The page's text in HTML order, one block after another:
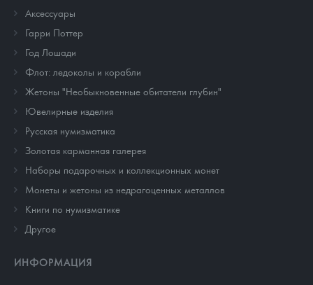
Аксессуары
Гарри Поттер
Год Лошади
Флот: ледоколы и корабли
Жетоны "Необыкновенные обитатели глубин"
Ювелирные изделия
Русская нумизматика
Золотая карманная галерея
Наборы подарочных и коллекционных монет
Монеты и жетоны из недрагоценных металлов
Книги по нумизматике
Другое
ИНФОРМАЦИЯ